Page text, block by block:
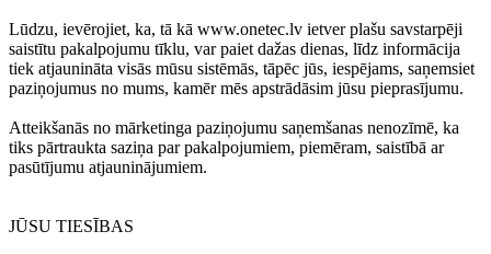
Lūdzu, ievērojiet, ka, tā kā www.onetec.lv ietver plašu savstarpēji
saistītu pakalpojumu tīklu, var paiet dažas dienas, līdz informācija
tiek atjaunināta visās mūsu sistēmās, tāpēc jūs, iespējams, saņemsiet
paziņojumus no mums, kamēr mēs apstrādāsim jūsu pieprasījumu.
Atteikšanās no mārketinga paziņojumu saņemšanas nenozīmē, ka
tiks pārtraukta saziņa par pakalpojumiem, piemēram, saistībā ar
pasūtījumu atjauninājumiem.
JŪSU TIESĪBAS